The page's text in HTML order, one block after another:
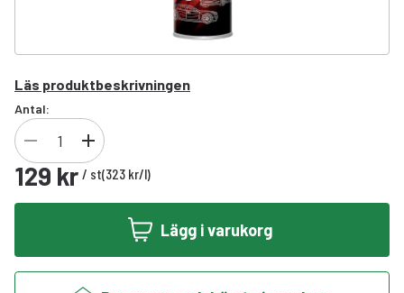
Läs produktbeskrivningen
Antal:
129 kr / st(323 kr/l)
Lägg i varukorg